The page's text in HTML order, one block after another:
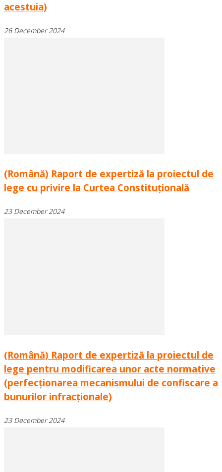
acestuia)
26 December 2024
(Română) Raport de expertiză la proiectul de
lege cu privire la Curtea Constituțională
23 December 2024
(Română) Raport de expertiză la proiectul de
lege pentru modificarea unor acte normative
(perfecționarea mecanismului de confiscare a
bunurilor infracționale)
23 December 2024